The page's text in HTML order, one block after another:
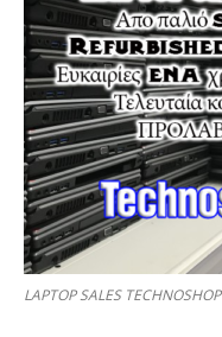
LAPTOP SALES TECHNOSHOP